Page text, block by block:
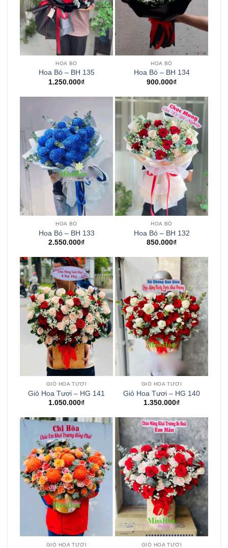
HOA BÓ
Hoa Bó – BH 135
1.250.000₫
HOA BÓ
Hoa Bó – BH 134
900.000₫
HOA BÓ
Hoa Bó – BH 133
2.550.000₫
HOA BÓ
Hoa Bó – BH 132
850.000₫
GIỎ HOA TƯƠI
Giỏ Hoa Tươi – HG 141
1.050.000₫
GIỎ HOA TƯƠI
Giỏ Hoa Tươi – HG 140
1.350.000₫
GIỎ HOA TƯƠI GIỎ HOA TƯƠI